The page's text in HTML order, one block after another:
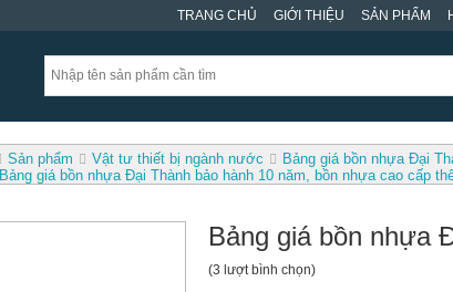
TRANG CHỦ GIỚI THIỆU SẢN PHẨM
Sản phẩm Vật tư thiết bị ngành nước
Bảng giá bồn nhựa Đại
Bảng giá bồn nhựa Đại Thành bảo hành 10 năm, bồn nhựa cao cấp
Bảng giá bồn nhựa
(3 lượt bình chọn)